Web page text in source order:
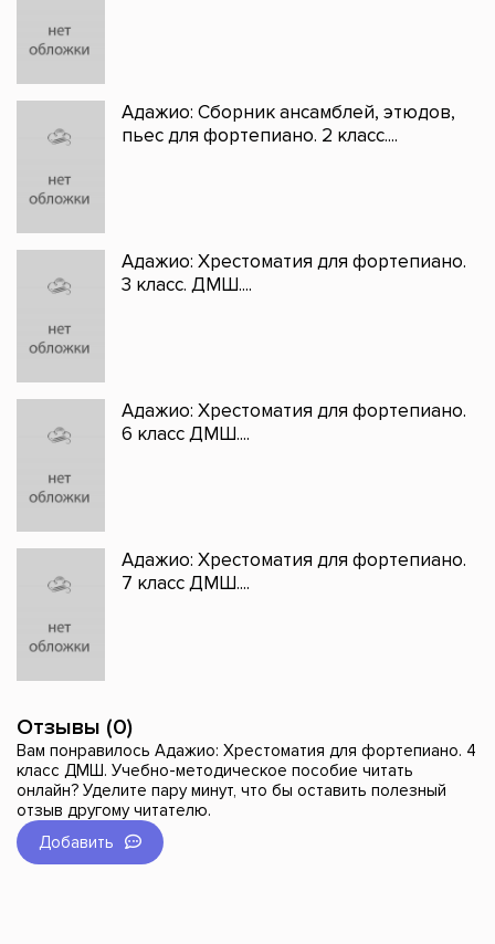
Адажио: Сборник ансамблей, этюдов,
пьес для фортепиано. 2 класс....
Адажио: Хрестоматия для фортепиано.
3 класс. ДМШ....
Адажио: Хрестоматия для фортепиано.
6 класс ДМШ....
Адажио: Хрестоматия для фортепиано.
7 класс ДМШ....
Отзывы (0)
Вам понравилось Адажио: Хрестоматия для фортепиано. 4
класс ДМШ. Учебно-методическое пособие читать
онлайн? Уделите пару минут, что бы оставить полезный
отзыв другому читателю.
Добавить